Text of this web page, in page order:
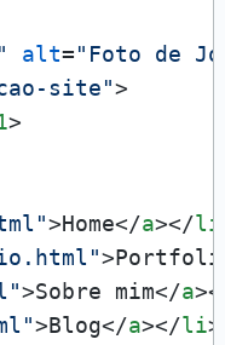
alt="Foto de
site">
>
>Home</a></li
>
>Sobre mim</a>
>Blog</a></li>